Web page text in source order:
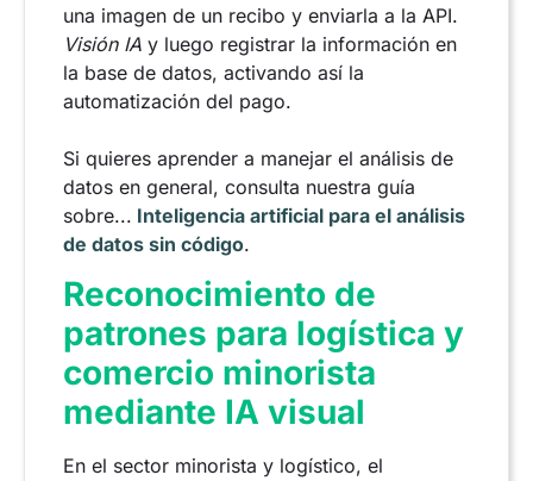
una imagen de un recibo y enviarla a la API.
Visión IA y luego registrar la información en
la base de datos, activando así la
automatización del pago.
Si quieres aprender a manejar el análisis de
datos en general, consulta nuestra guía
sobre... Inteligencia artificial para el análisis
de datos sin código.
Reconocimiento de
patrones para logística y
comercio minorista
mediante IA visual
En el sector minorista y logístico, el